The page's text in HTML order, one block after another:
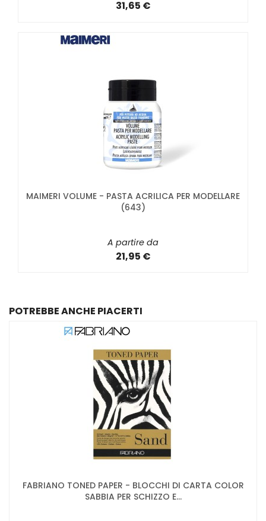
31,65 €
MAIMERI VOLUME - PASTA ACRILICA PER MODELLARE
(643)
A partire da
21,95 €
POTREBBE ANCHE PIACERTI
FABRIANO TONED PAPER - BLOCCHI DI CARTA COLOR
SABBIA PER SCHIZZO E...